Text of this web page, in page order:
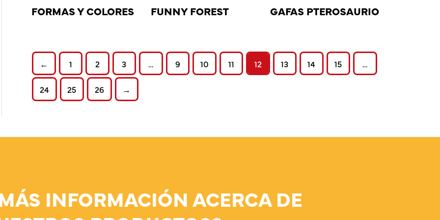
FORMAS Y COLORES FUNNY FOREST GAFAS PTEROSAURIO
← 1 2 3 9 10 11 12 13 14 15
24 25 26 →
INFORMACIÓN ACERCA DE